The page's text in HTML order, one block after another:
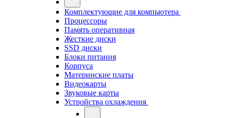
Комплектующие для компьютера
Процессоры
Память оперативная
Жесткие диски
SSD диски
Блоки питания
Корпуса
Материнские платы
Видеокарты
Звуковые карты
Устройства охлаждения